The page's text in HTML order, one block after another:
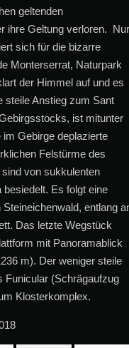
geltenden
ihre Geltung verloren.
sich für die bizarre
Monterserrat, Naturpark
der Himmel auf und es
steile Anstieg zum Sant
ist mitunter
Gebirge deplazierte
Felstürme des
von sukkulenten
Es folgt eine
entlang
Das letzte Wegstück
mit Panoramablick
m). Der weniger steile
Funicular (Schrägaufzug
Klosterkomplex.